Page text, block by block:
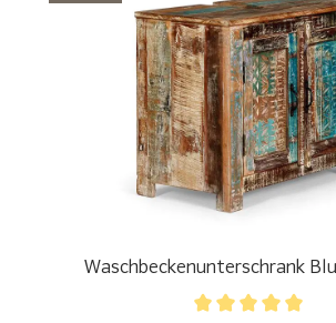
Waschbeckenunterschrank